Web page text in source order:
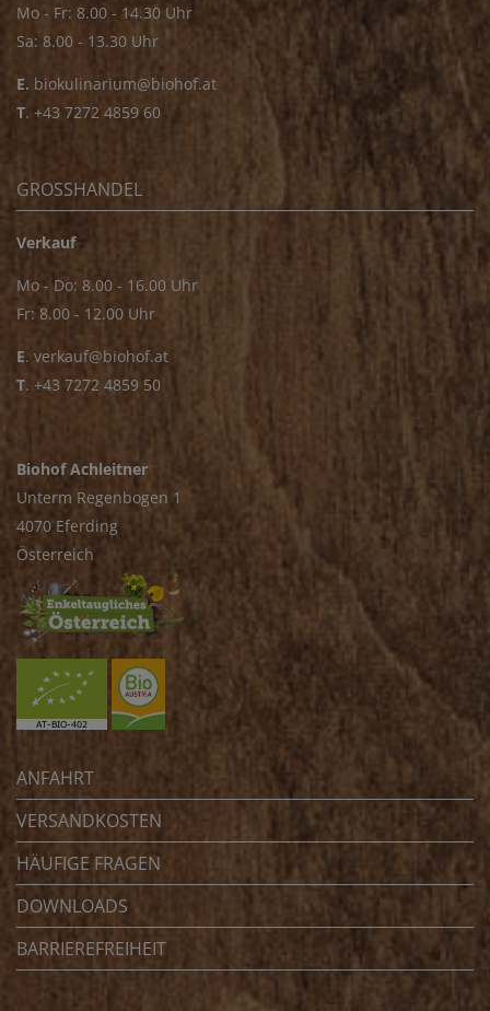
Mo - Fr: 8.00 - 14.30 Uhr
Sa: 8.00 - 13.30 Uhr
E. biokulinarium@biohof.at
T. +43 7272 4859 60
GROSSHANDEL
Verkauf
Mo - Do: 8.00 - 16.00 Uhr
Fr: 8.00 - 12.00 Uhr
E. verkauf@biohof.at
T. +43 7272 4859 50
Biohof Achleitner
Unterm Regenbogen 1
4070 Eferding
Österreich
ANFAHRT
VERSANDKOSTEN
HÄUFIGE FRAGEN
DOWNLOADS
BARRIEREFREIHEIT